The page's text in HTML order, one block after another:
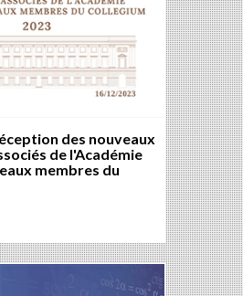
des nouveaux
de l'Académie
membres du